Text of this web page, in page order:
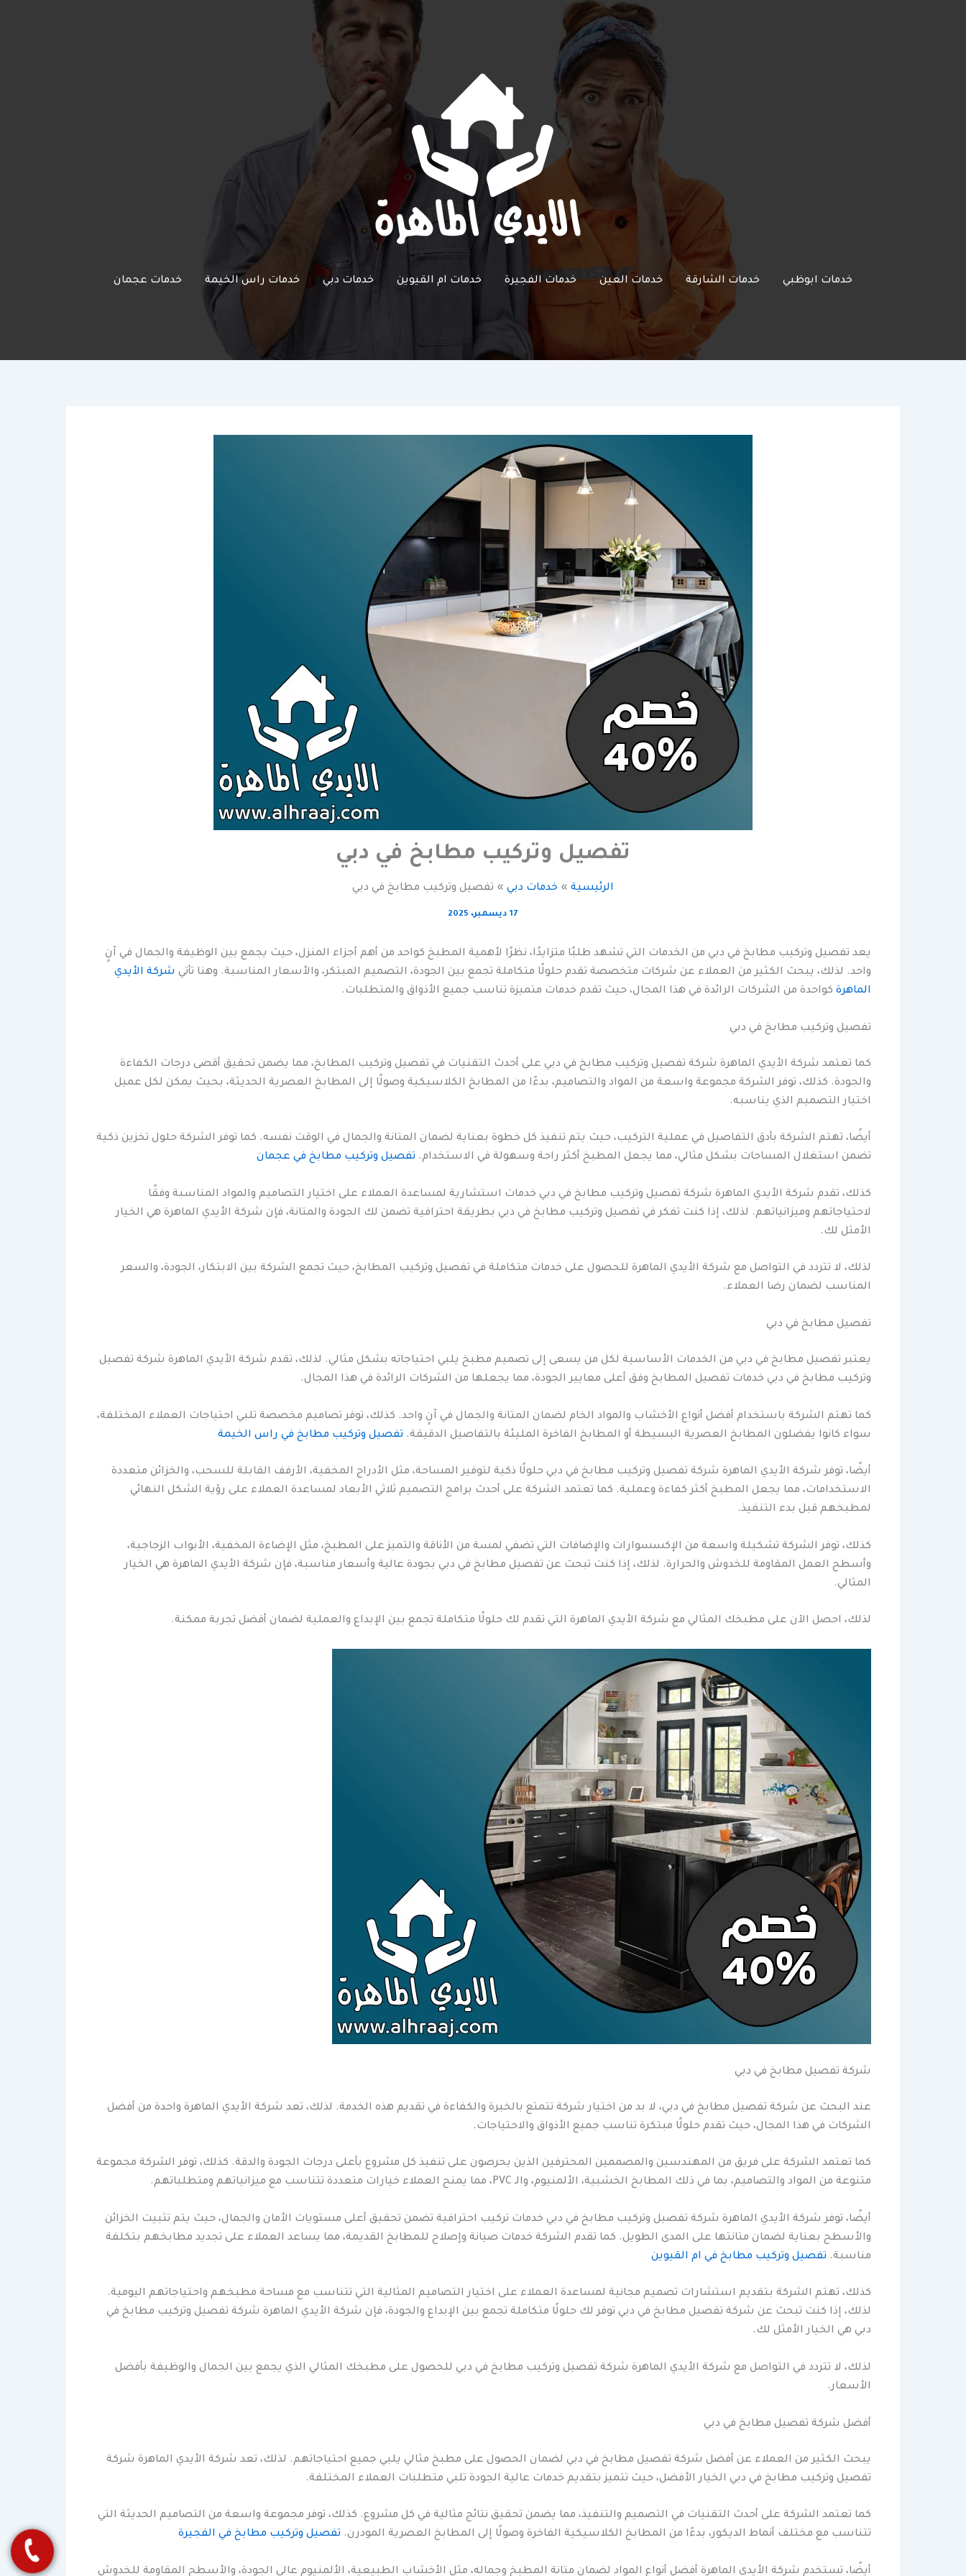
خدمات ابوظبي خدمات الشارقة خدمات العين خدمات الفجيرة خدمات ام القيوين خدمات دبي خدمات راس الخيمة خدمات عجمان
تفصيل وتركيب مطابخ في دبي
الرئيسية خدمات دبي تفصيل وتركيب مطابخ في دبي
17 ديسمبر، 2025
يعد تفصيل وتركيب مطابخ في دبي من الخدمات التي تشهد طلبًا متزايدًا، نظرًا لأهمية المطبخ كواحد من أهم أجزاء المنزل، حيث يجمع بين الوظيفة والجمال في آنٍ
واحد. لذلك، يبحث الكثير من العملاء عن شركات متخصصة تقدم حلولًا متكاملة تجمع بين الجودة، التصميم المبتكر، والأسعار المناسبة. وهنا تأتي شركة الأيدي
الماهرة كواحدة من الشركات الرائدة في هذا المجال، حيث تقدم خدمات متميزة تناسب جميع الأذواق والمتطلبات.
تفصيل وتركيب مطابخ في دبي
كما تعتمد شركة الأيدي الماهرة شركة تفصيل وتركيب مطابخ في دبي على أحدث التقنيات في تفصيل وتركيب المطابخ، مما يضمن تحقيق أقصى درجات الكفاءة
والجودة. كذلك، توفر الشركة مجموعة واسعة من المواد والتصاميم، بدءًا من المطابخ الكلاسيكية وصولًا إلى المطابخ العصرية الحديثة، بحيث يمكن لكل عميل
اختيار التصميم الذي يناسبه.
أيضًا، تهتم الشركة بأدق التفاصيل في عملية التركيب، حيث يتم تنفيذ كل خطوة بعناية لضمان المتانة والجمال في الوقت نفسه. كما توفر الشركة حلول تخزين ذكية
تضمن استغلال المساحات بشكل مثالي، مما يجعل المطبخ أكثر راحة وسهولة في الاستخدام. تفصيل وتركيب مطابخ في عجمان
كذلك، تقدم شركة الأيدي الماهرة شركة تفصيل وتركيب مطابخ في دبي خدمات استشارية لمساعدة العملاء على اختيار التصاميم والمواد المناسبة وفقًا
لاحتياجاتهم وميزانياتهم. لذلك، إذا كنت تفكر في تفصيل وتركيب مطابخ في دبي بطريقة احترافية تضمن لك الجودة والمتانة، فإن شركة الأيدي الماهرة هي الخيار
الأمثل لك.
لذلك، لا تتردد في التواصل مع شركة الأيدي الماهرة للحصول على خدمات متكاملة في تفصيل وتركيب المطابخ، حيث تجمع الشركة بين الابتكار، الجودة، والسعر
المناسب لضمان رضا العملاء.
تفصيل مطابخ في دبي
يعتبر تفصيل مطابخ في دبي من الخدمات الأساسية لكل من يسعى إلى تصميم مطبخ يلبي احتياجاته بشكل مثالي. لذلك، تقدم شركة الأيدي الماهرة شركة تفصيل
وتركيب مطابخ في دبي خدمات تفصيل المطابخ وفق أعلى معايير الجودة، مما يجعلها من الشركات الرائدة في هذا المجال.
كما تهتم الشركة باستخدام أفضل أنواع الأخشاب والمواد الخام لضمان المتانة والجمال في آنٍ واحد. كذلك، توفر تصاميم مخصصة تلبي احتياجات العملاء المختلفة،
سواء كانوا يفضلون المطابخ العصرية البسيطة أو المطابخ الفاخرة المليئة بالتفاصيل الدقيقة. تفصيل وتركيب مطابخ في راس الخيمة
أيضًا، توفر شركة الأيدي الماهرة شركة تفصيل وتركيب مطابخ في دبي حلولًا ذكية لتوفير المساحة، مثل الأدراج المخفية، الأرفف القابلة للسحب، والخزائن متعددة
الاستخدامات، مما يجعل المطبخ أكثر كفاءة وعملية. كما تعتمد الشركة على أحدث برامج التصميم ثلاثي الأبعاد لمساعدة العملاء على رؤية الشكل النهائي
لمطبخهم قبل بدء التنفيذ.
كذلك، توفر الشركة تشكيلة واسعة من الإكسسوارات والإضافات التي تضفي لمسة من الأناقة والتميز على المطبخ، مثل الإضاءة المخفية، الأبواب الزجاجية،
وأسطح العمل المقاومة للخدوش والحرارة. لذلك، إذا كنت تبحث عن تفصيل مطابخ في دبي بجودة عالية وأسعار مناسبة، فإن شركة الأيدي الماهرة هي الخيار
المثالي.
لذلك، احصل الآن على مطبخك المثالي مع شركة الأيدي الماهرة التي تقدم لك حلولًا متكاملة تجمع بين الإبداع والعملية لضمان أفضل تجربة ممكنة.
شركة تفصيل مطابخ في دبي
عند البحث عن شركة تفصيل مطابخ في دبي، لا بد من اختيار شركة تتمتع بالخبرة والكفاءة في تقديم هذه الخدمة. لذلك، تعد شركة الأيدي الماهرة واحدة من أفضل
الشركات في هذا المجال، حيث تقدم حلولًا مبتكرة تناسب جميع الأذواق والاحتياجات.
كما تعتمد الشركة على فريق من المهندسين والمصممين المحترفين الذين يحرصون على تنفيذ كل مشروع بأعلى درجات الجودة والدقة. كذلك، توفر الشركة مجموعة
متنوعة من المواد والتصاميم، بما في ذلك المطابخ الخشبية، الألمنيوم، والـ PVC، مما يمنح العملاء خيارات متعددة تتناسب مع ميزانياتهم ومتطلباتهم.
أيضًا، توفر شركة الأيدي الماهرة شركة تفصيل وتركيب مطابخ في دبي خدمات تركيب احترافية تضمن تحقيق أعلى مستويات الأمان والجمال، حيث يتم تثبيت الخزائن
والأسطح بعناية لضمان متانتها على المدى الطويل. كما تقدم الشركة خدمات صيانة وإصلاح للمطابخ القديمة، مما يساعد العملاء على تجديد مطابخهم بتكلفة
مناسبة. تفصيل وتركيب مطابخ في ام القيوين
كذلك، تهتم الشركة بتقديم استشارات تصميم مجانية لمساعدة العملاء على اختيار التصاميم المثالية التي تتناسب مع مساحة مطبخهم واحتياجاتهم اليومية.
لذلك، إذا كنت تبحث عن شركة تفصيل مطابخ في دبي توفر لك حلولًا متكاملة تجمع بين الإبداع والجودة، فإن شركة الأيدي الماهرة شركة تفصيل وتركيب مطابخ في
دبي هي الخيار الأمثل لك.
لذلك، لا تتردد في التواصل مع شركة الأيدي الماهرة شركة تفصيل وتركيب مطابخ في دبي للحصول على مطبخك المثالي الذي يجمع بين الجمال والوظيفة بأفضل
الأسعار.
أفضل شركة تفصيل مطابخ في دبي
يبحث الكثير من العملاء عن أفضل شركة تفصيل مطابخ في دبي لضمان الحصول على مطبخ مثالي يلبي جميع احتياجاتهم. لذلك، تعد شركة الأيدي الماهرة شركة
تفصيل وتركيب مطابخ في دبي الخيار الأفضل، حيث تتميز بتقديم خدمات عالية الجودة تلبي متطلبات العملاء المختلفة.
كما تعتمد الشركة على أحدث التقنيات في التصميم والتنفيذ، مما يضمن تحقيق نتائج مثالية في كل مشروع. كذلك، توفر مجموعة واسعة من التصاميم الحديثة التي
تتناسب مع مختلف أنماط الديكور، بدءًا من المطابخ الكلاسيكية الفاخرة وصولًا إلى المطابخ العصرية المودرن. تفصيل وتركيب مطابخ في الفجيرة
أيضًا، تستخدم شركة الأيدي الماهرة أفضل أنواع المواد لضمان متانة المطبخ وجماله، مثل الأخشاب الطبيعية، الألمنيوم عالي الجودة، والأسطح المقاومة للخدوش